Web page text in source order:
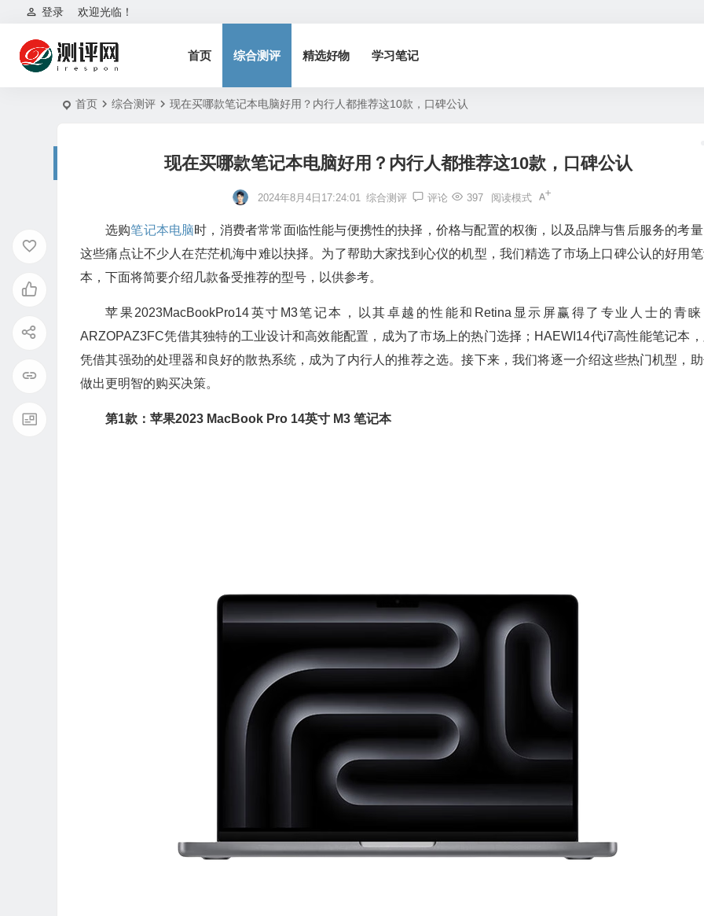
欢迎光临！
登录
首页 综合测评 精选好物 学习笔记
首页 综合测评 现在买哪款笔记本电脑好用？内行人都推荐这10款，口碑公认
现在买哪款笔记本电脑好用？内行人都推荐这10款，口碑公认
2024年8月4日17:24:01 综合测评 评论 397 阅读模式
选购笔记本电脑时，消费者常常面临性能与便携性的抉择，价格与配置的权衡，以及品牌与售后服务的考量
这些痛点让不少人在茫茫机海中难以抉择。为了帮助大家找到心仪的机型，我们精选了市场上口碑公认的好用
本，下面将简要介绍几款备受推荐的型号，以供参考。
苹果2023MacBookPro14英寸M3笔记本，以其卓越的性能和Retina显示屏赢得了专业人士的青睐
ARZOPAZ3FC凭借其独特的工业设计和高效能配置，成为了市场上的热门选择；HAEWI14代i7高性能笔记本，
凭借其强劲的处理器和良好的散热系统，成为了内行人的推荐之选。接下来，我们将逐一介绍这些热门机型，
做出更明智的购买决策。
第1款：苹果2023 MacBook Pro 14英寸 M3 笔记本